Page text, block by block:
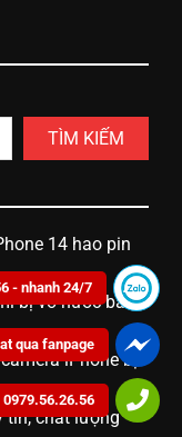
TÌM KIẾM
14 hao pin
bị vô nước bao
iPhone bị
tín, chất lượng
- nhanh 24/7
qua fanpage
0979.56.26.56